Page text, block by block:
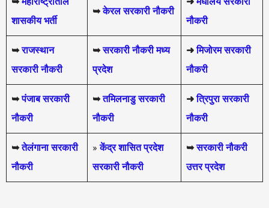
शासकीय भर्ती
➥ केरल सरकारी नौकरी
नौकरी
➥ राजस्थान
सरकारी नौकरी
➥सरकारी नौकरी मध्य
प्रदेश
➜मिजोरम सरकारी
नौकरी
➥ पंजाब सरकारी
नौकरी
➥ तमिलनाडु सरकारी
नौकरी
➜ त्रिपुरा सरकारी
नौकरी
➥तेलंगाना सरकारी
नौकरी
»केंद्र शासित प्रदेश
सरकारी नौकरी
➥ सरकारी नौकरी
उत्तर प्रदेश